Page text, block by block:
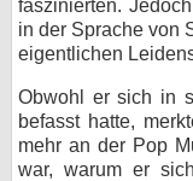
faszinierten.
in der Sprache von
eigentlichen
Obwohl er sich in
befasst hatte,
mehr an der Pop
war, warum er